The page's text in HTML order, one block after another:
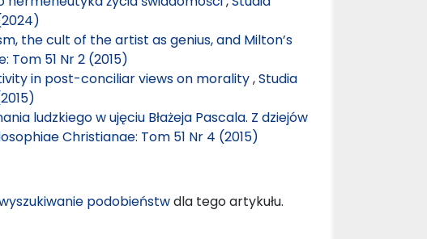
the cult of the artist as genius, and Milton’s
Tom 51 Nr 2 (2015)
in post-conciliar views on morality,Studia
ludzkiego w ujęciu Błażeja Pascala. Z dziejów
Christianae: Tom 51 Nr 4 (2015)
podobieństwdla tego artykułu.